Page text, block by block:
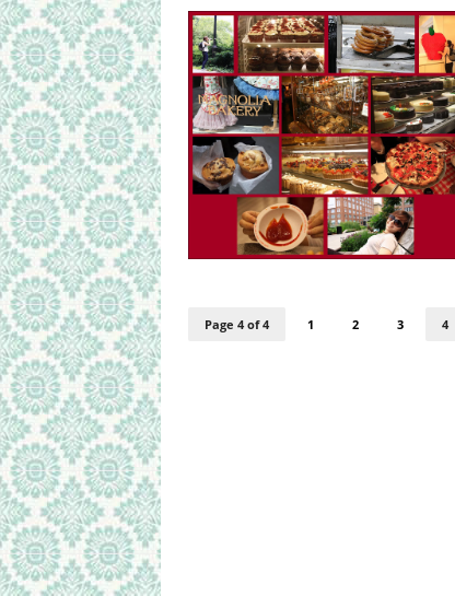
Page 4 of 4 1 2 3 4